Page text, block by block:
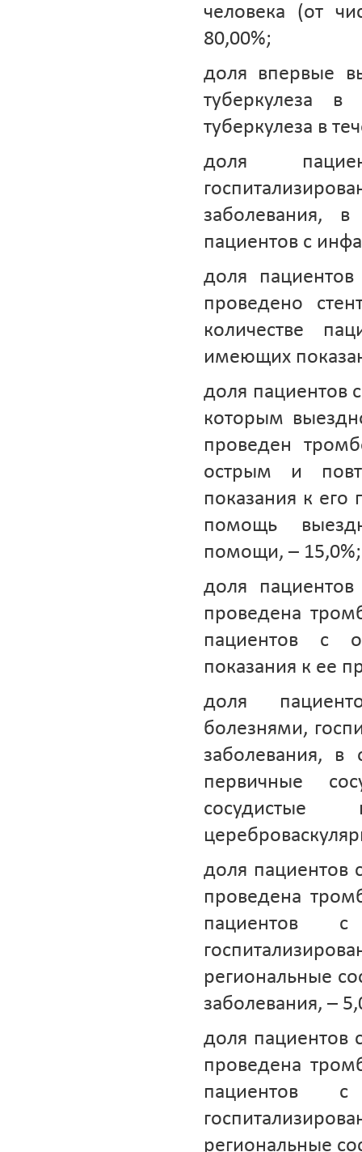
человека (от
80,00%;
доля впервые
туберкулеза в
туберкулеза в
доля
заболевания, в
пациентов с
доля
проведено
количестве
имеющих
доля пациентов
которым
проведен
острым и
показания к
помощь
помощи, – 15,0%;
доля
проведена
пациентов с
показания к ее
доля
болезнями,
заболевания, в
первичные
доля пациентов
проведена
пациентов
региональные
заболевания, –
доля пациентов
проведена
пациентов
региональные